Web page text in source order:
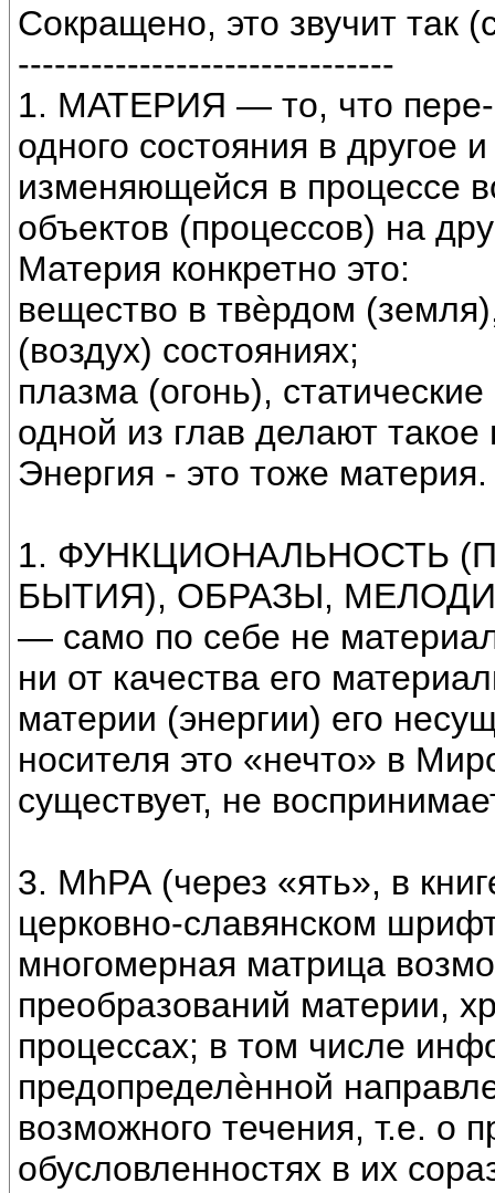
Сокращено, это звучит так
-------------------------------
1. МАТЕРИЯ — то, что пере-
одного состояния в другое
изменяющейся в процессе
объектов (процессов) на
Материя конкретно это:
вещество в твѐрдом
(воздух) состояниях;
плазма (огонь),
одной из глав делают
Энергия - это тоже материя.
1. ФУНКЦИОНАЛЬНОСТЬ
БЫТИЯ), ОБРАЗЫ,
— само по себе не
ни от качества его
материи (энергии) его
носителя это «нечто» в
существует, не
3. МhРА (через «ять», в
церковно-славянском
многомерная матрица
преобразований материи,
процессах; в том числе
предопределѐнной
возможного течения, т.е. о
обусловленностях в их